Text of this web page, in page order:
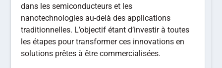
dans les semiconducteurs et les
nanotechnologies au-delà des applications
traditionnelles. L’objectif étant d’investir à toutes
les étapes pour transformer ces innovations en
solutions prêtes à être commercialisées.